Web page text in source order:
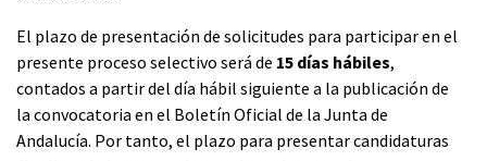
El plazo de presentación de solicitudes para participar en el
presente proceso selectivo será de 15 días hábiles,
contados a partir del día hábil siguiente a la publicación de
la convocatoria en el Boletín Oficial de la Junta de
Andalucía. Por tanto, el plazo para presentar candidaturas